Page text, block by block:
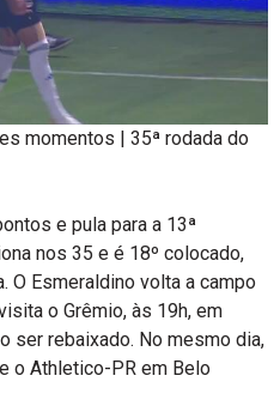
momentos | 35ª rodada do
e pula para a 13ª
nos 35 e é 18º colocado,
O Esmeraldino volta a campo
o Grêmio, às 19h, em
ser rebaixado. No mesmo dia,
o Athletico-PR em Belo